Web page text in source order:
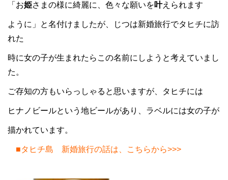
「お姫さまの様に綺麗に、色々な願いを叶えられます
ように」と名付けましたが、じつは新婚旅行でタヒチに訪
れた
時に女の子が生まれたらこの名前にしようと考えていまし
た。
ご存知の方もいらっしゃると思いますが、タヒチには
ヒナノビールという地ビールがあり、ラベルには女の子が
描かれています。
■タヒチ島 新婚旅行の話は、こちらから>>>